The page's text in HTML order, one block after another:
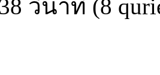
วินาที (8